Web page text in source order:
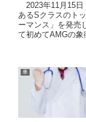
2023年11月15日
あるSクラスのト
ーマンス」を発
て初めてAMGの
車